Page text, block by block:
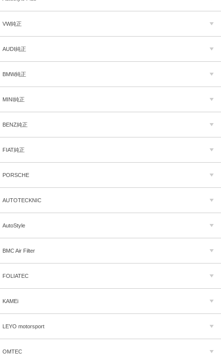
VW純正
AUDI純正
BMW純正
MINI純正
BENZ純正
FIAT純正
PORSCHE
AUTOTECKNIC
AutoStyle
BMC Air Filter
FOLIATEC
KAMEi
LEYO motorsport
OMTEC